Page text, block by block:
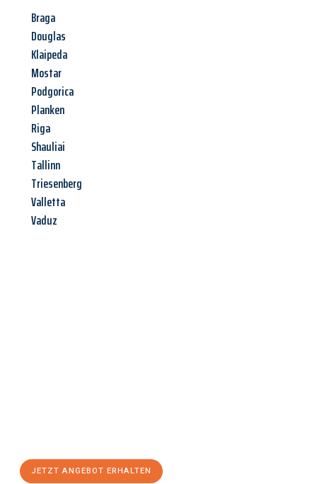
Braga
Douglas
Klaipeda
Mostar
Podgorica
Planken
Riga
Shauliai
Tallinn
Triesenberg
Valletta
Vaduz
JETZT ANGEBOT ERHALTEN